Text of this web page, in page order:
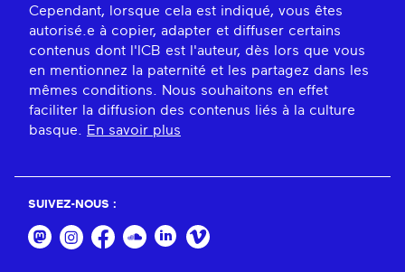
Cependant, lorsque cela est indiqué, vous êtes
autorisé.e à copier, adapter et diffuser certains
contenus dont l'ICB est l'auteur, dès lors que vous
en mentionnez la paternité et les partagez dans les
mêmes conditions. Nous souhaitons en effet
faciliter la diffusion des contenus liés à la culture
basque.
En savoir plus
SUIVEZ-NOUS :